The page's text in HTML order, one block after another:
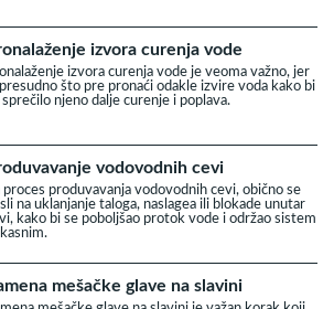
izvora curenja vode
izvora curenja vode je veoma važno, jer
što pre pronaći odakle izvire voda kako bi
sprečilo njeno dalje curenje i poplava.
vodovodnih cevi
proces produvavanja vodovodnih cevi, obično se
na uklanjanje taloga, naslagea ili blokade unutar
kako bi se poboljšao protok vode i održao sistem
mešačke glave na slavini